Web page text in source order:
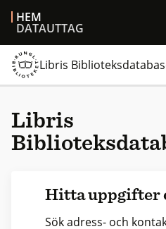
HEM
DATAUTTAG
Libris
Libris
Hitta uppgifter
Sök adress- och